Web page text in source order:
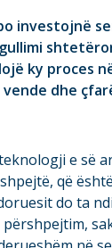
investojnë
ky proces
vende dhe
e së
që
do ta